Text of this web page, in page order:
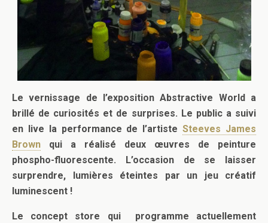
Le vernissage de l’exposition Abstractive World a
brillé de curiosités et de surprises. Le public a suivi
en live la performance de l’artisteSteeves James
Brown qui a réalisé deux œuvres de peinture
phospho-fluorescente. L’occasion de se laisser
surprendre, lumières éteintes par un jeu créatif
luminescent !
Le concept store qui programme actuellement